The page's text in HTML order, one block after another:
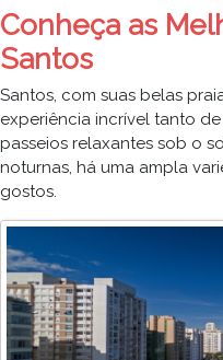
Conheça as
Santos
Santos, com suas belas
experiência incrível tanto
passeios relaxantes sob o
noturnas, há uma ampla
gostos.